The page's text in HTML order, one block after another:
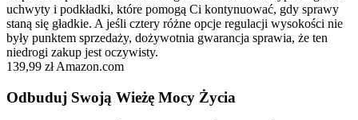
uchwyty i podkładki, które pomogą Ci kontynuować, gdy sprawy
staną się gładkie. A jeśli cztery różne opcje regulacji wysokości nie
były punktem sprzedaży, dożywotnia gwarancja sprawia, że ten
niedrogi zakup jest oczywisty.
139,99 zł Amazon.com
Odbuduj Swoją Wieżę Mocy Życia